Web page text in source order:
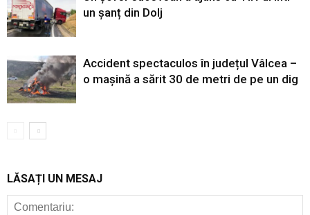
un șanț din Dolj
Accident spectaculos în județul Vâlcea –
o mașină a sărit 30 de metri de pe un dig
LĂSAȚI UN MESAJ